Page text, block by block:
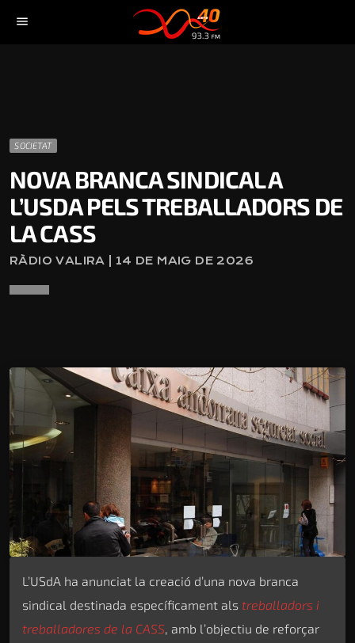
menu
SOCIETAT
NOVA BRANCA SINDICAL A
L’USDA PELS TREBALLADORS DE
LA CASS
RÀDIO VALIRA | 14 DE MAIG DE 2026
L’USdA ha anunciat la creació d’una nova branca
sindical destinada específicament als treballadors i
treballadores de la CASS , amb l’objectiu de reforçar